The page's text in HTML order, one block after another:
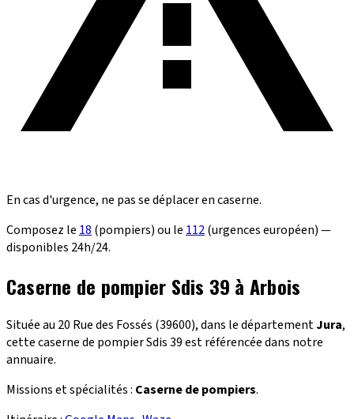
En cas d'urgence, ne pas se déplacer en caserne.
Composez le 18 (pompiers) ou le 112(urgences européen) —
disponibles 24h/24.
Caserne de pompier Sdis 39 à Arbois
Située au 20 Rue des Fossés (39600), dans le départementJura,
cette caserne de pompier Sdis 39 est référencée dans notre
annuaire.
Missions et spécialités : Caserne de pompiers.